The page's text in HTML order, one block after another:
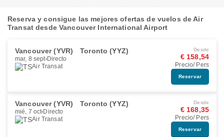
Reserva y consigue las mejores ofertas de vuelos de Air
Transat desde Vancouver International Airport
Vancouver (YVR) Toronto (YYZ)
mar, 8 sept Directo
Air Transat
Desde
€ 158,54
Precio/ Pers
Reservar
Vancouver (YVR) Toronto (YYZ)
mié, 7 oct Directo
Air Transat
Desde
€ 168,35
Precio/ Pers
Reservar